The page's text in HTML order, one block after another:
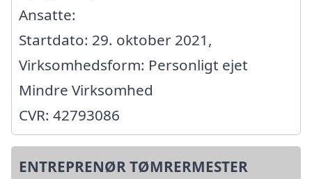
Ansatte:
Startdato: 29. oktober 2021,
Virksomhedsform: Personligt ejet
Mindre Virksomhed
CVR: 42793086
ENTREPRENØR TØMRERMESTER